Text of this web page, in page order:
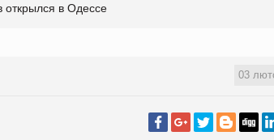
открылся в Одессе
03